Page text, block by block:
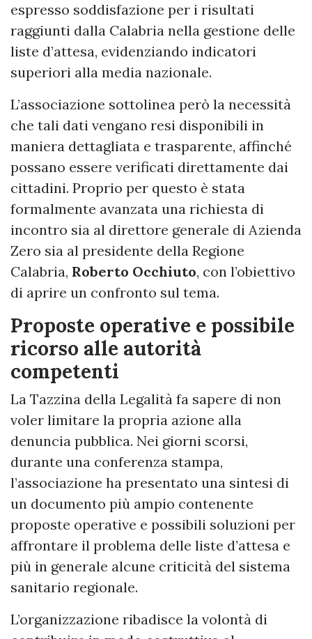
espresso soddisfazione per i risultati
raggiunti dalla Calabria nella gestione delle
liste d’attesa, evidenziando indicatori
superiori alla media nazionale.
L’associazione sottolinea però la necessità
che tali dati vengano resi disponibili in
maniera dettagliata e trasparente, affinché
possano essere verificati direttamente dai
cittadini. Proprio per questo è stata
formalmente avanzata una richiesta di
incontro sia al direttore generale di Azienda
Zero sia al presidente della Regione
Calabria, Roberto Occhiuto, con l’obiettivo
di aprire un confronto sul tema.
Proposte operative e possibile
ricorso alle autorità
competenti
La Tazzina della Legalità fa sapere di non
voler limitare la propria azione alla
denuncia pubblica. Nei giorni scorsi,
durante una conferenza stampa,
l’associazione ha presentato una sintesi di
un documento più ampio contenente
proposte operative e possibili soluzioni per
affrontare il problema delle liste d’attesa e
più in generale alcune criticità del sistema
sanitario regionale.
L’organizzazione ribadisce la volontà di